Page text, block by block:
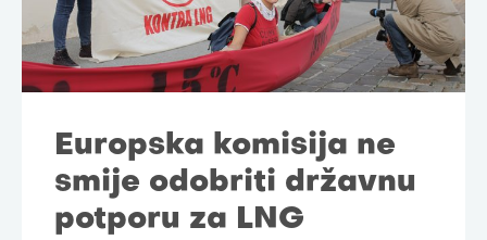
Europska komisija ne
smije odobriti državnu
potporu za LNG